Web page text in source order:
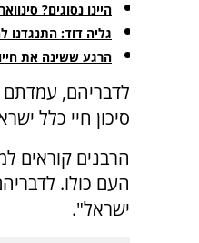
היינו נסוגים?
גליה דוד: התנגדנו
הרגע ששינה את
לדבריהם, עמדתם
סיכון חיי כלל
הרבנים קוראים
העם כולו.
ישראל".